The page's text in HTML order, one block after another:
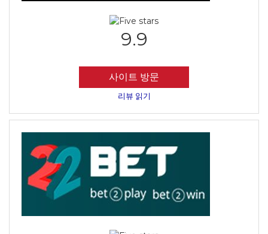
9.9
사이트 방문
리뷰 읽기